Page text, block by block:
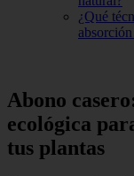
¿Qué
Abono
ecológica
tus plantas